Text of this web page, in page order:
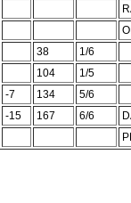
38
1/6
104
1/5
-7 134
5/6
-15 167 6/6